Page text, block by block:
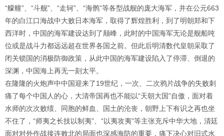
“艨艟”、“斗舰”、“走轲”、“海鹘”等各型战舰的庞大海军，并在公元663
年的白江口海战中大败日本海军，取得了辉煌胜利，到了明朝郑和下
西洋时，中国的海军建设达到了颠峰，此时的中国海军无论是舰船吨
位或是战斗力都远远超在世界各国之前。但此后明清数代皇朝采取了
闭关锁国的消极防御政策，从此中国的海军建设陷入了停滞、倒退的
深渊，中国海上再无一刻太平。
在隆隆的火炮声中中国迎来了19世纪，一次、二次鸦片战争的失败刺
痛了每个中国人的心，大清帝国再也不能以“天朝大国”自傲，面对着
水师的次次败绩、同胞的鲜血、国土的沦丧，朝野上下有识之再也坐
不住了，“师夷之长技以制夷”、“以夷攻夷”等主张充斥中华大地，清廷
面对对外作战接连败北的局面也深感海防的重要，痛下决心对旧式水